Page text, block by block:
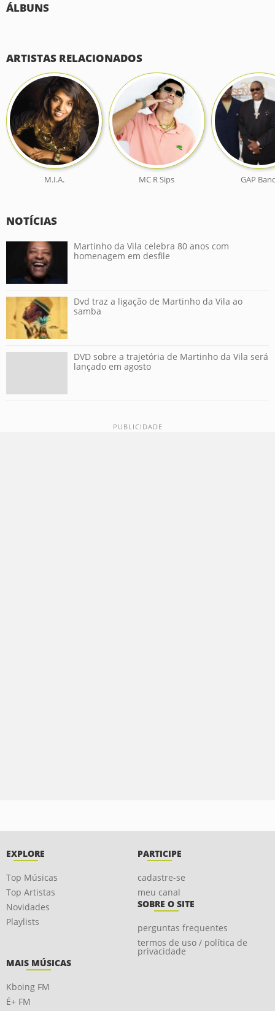
ÁLBUNS
ARTISTAS RELACIONADOS
M.I.A. MC R Sips GAP
NOTÍCIAS
Martinho da Vila celebra 80 anos com
homenagem em desfile
Dvd traz a ligação de Martinho da Vila ao
samba
DVD sobre a trajetória de Martinho da Vila será
lançado em agosto
EXPLORE
Top Músicas
Top Artistas
Novidades
Playlists
PARTICIPE
cadastre-se
meu canal
SOBRE O SITE
perguntas frequentes
termos de uso / política de
privacidade
MAIS MÚSICAS
Kboing FM
É+ FM